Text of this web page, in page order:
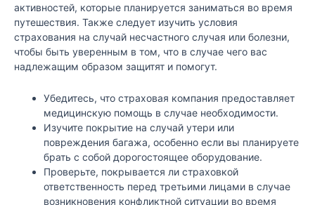
активностей, которые планируется заниматься во время
путешествия. Также следует изучить условия
страхования на случай несчастного случая или болезни,
чтобы быть уверенным в том, что в случае чего вас
надлежащим образом защитят и помогут.
Убедитесь, что страховая компания предоставляет
медицинскую помощь в случае необходимости.
Изучите покрытие на случай утери или
повреждения багажа, особенно если вы планируете
брать с собой дорогостоящее оборудование.
Проверьте, покрывается ли страховкой
ответственность перед третьими лицами в случае
возникновения конфликтной ситуации во время